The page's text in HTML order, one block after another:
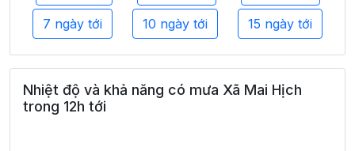
7 ngày tới 10 ngày tới 15 ngày tới
Nhiệt độ và khả năng có mưa Xã Mai Hịch
trong 12h tới